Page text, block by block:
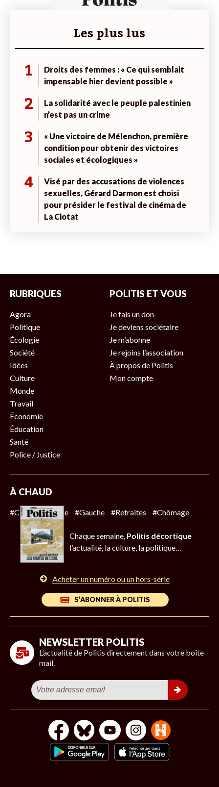
Les plus lus
1
Droits des femmes : « Ce qui semblait
impensable hier devient possible »
2
La solidarité avec le peuple palestinien
n’est pas un crime
3
« Une victoire de Mélenchon, première
condition pour obtenir des victoires
sociales et écologiques »
4
Visé par des accusations de violences
sexuelles, Gérard Darmon est choisi
pour présider le festival de cinéma de
La Ciotat
RUBRIQUES
Agora
Politique
Écologie
Société
Idées
Culture
Monde
Travail
Économie
Éducation
Santé
Police / Justice
POLITIS ET VOUS
Je fais un don
Je deviens sociétaire
Je m’abonne
Je rejoins l’association
À propos de Politis
Mon compte
À CHAUD
#Climat #Police #Gauche #Retraites #Chômage
Chaque semaine, Politis décortique
l’actualité, la culture, la politique…
Acheter un numéro ou un hors-série
S’ABONNER À POLITIS
NEWSLETTER POLITIS
L’actualité de Politis directement dans votre boîte
mail.